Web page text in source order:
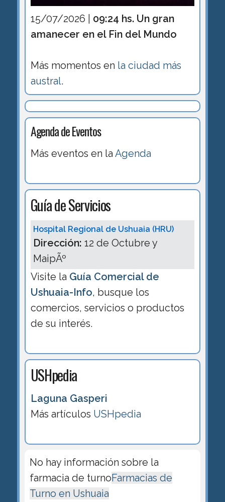
15/07/2026 | 09:24 hs. Un gran
amanecer en el Fin del Mundo
Más momentos en la ciudad más
austral.
Agenda de Eventos
Más eventos en la Agenda
Guía de Servicios
Hospital Regional de Ushuaia (HRU)
Dirección: 12 de Octubre y
MaipÃº
Visite la Guía Comercial de
Ushuaia-Info, busque los
comercios, servicios o productos
de su interés.
USHpedia
Laguna Gasperi
Más artículos USHpedia
No hay información sobre la
farmacia de turnoFarmacias de
Turno en Ushuaia